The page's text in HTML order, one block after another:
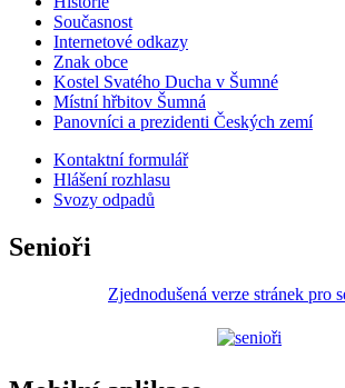
Současnost
Internetové odkazy
Znak obce
Kostel Svatého Ducha v Šumné
Místní hřbitov Šumná
Panovníci a prezidenti Českých zemí
Kontaktní formulář
Hlášení rozhlasu
Svozy odpadů
Senioři
Zjednodušená verze stránek pro